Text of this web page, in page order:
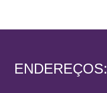
ENDEREÇOS: